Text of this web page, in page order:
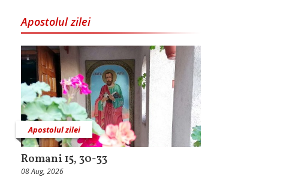
Apostolul zilei
Apostolul zilei
Romani 15, 30-33
08 Aug, 2026